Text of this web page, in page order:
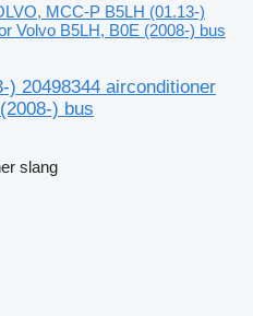
MCC-P B5LH (01.13-)
Volvo B5LH, B0E (2008-) bus
) 20498344 airconditioner
) bus
slang